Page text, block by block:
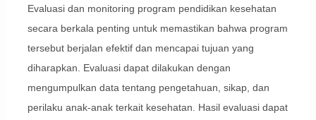
Evaluasi dan monitoring program pendidikan kesehatan
secara berkala penting untuk memastikan bahwa program
tersebut berjalan efektif dan mencapai tujuan yang
diharapkan. Evaluasi dapat dilakukan dengan
mengumpulkan data tentang pengetahuan, sikap, dan
perilaku anak-anak terkait kesehatan. Hasil evaluasi dapat